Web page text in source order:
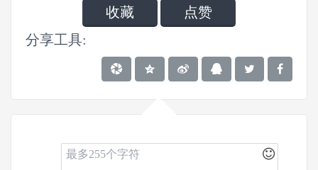
收藏
点赞
分享工具: